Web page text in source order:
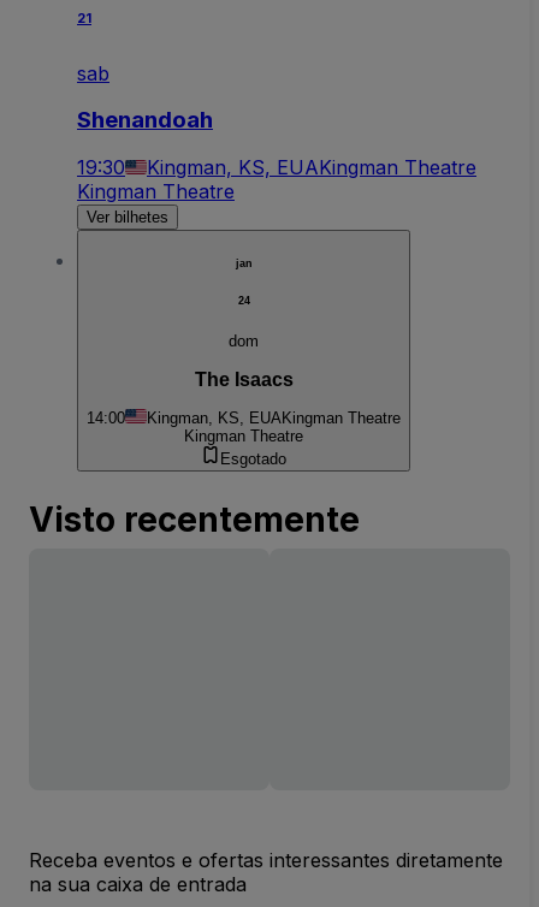
21
sab
Shenandoah
19:30 Kingman, KS, EUAKingman Theatre
Kingman Theatre
Ver bilhetes
jan
24
dom
The Isaacs
14:00 Kingman, KS, EUAKingman Theatre
Kingman Theatre
Esgotado
Visto recentemente
Receba eventos e ofertas interessantes diretamente
na sua caixa de entrada